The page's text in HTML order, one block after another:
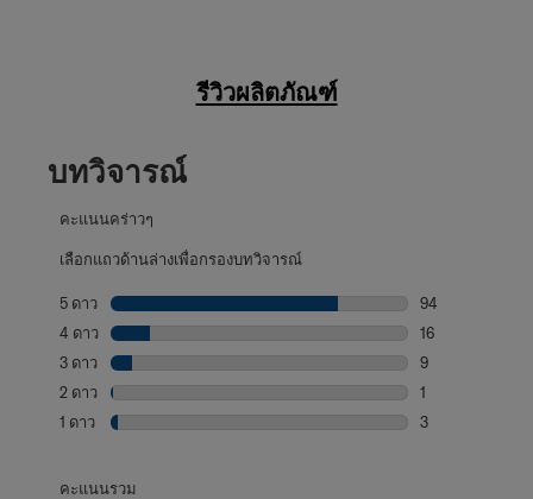
รีวิวผลิตภัณฑ์
บทวิจารณ์
คะแนนคร่าวๆ
เลือกแถวด้านล่างเพื่อกรองบทวิจารณ์
5 ดาว ดาว
94
บทวิจารณ์94 บ
4 ดาว ดาว
16
บทวิจารณ์16 บท
3 ดาว ดาว
9
บทวิจารณ์9 บทที่
2 ดาว ดาว
1
บทวิจารณ์1 บทที่
1 ดาว ดาว
3
คะแนนรวม